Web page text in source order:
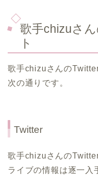
歌手chizuさ
ト
歌手chizuさんの
次の通りです。
Twitter
歌手chizuさんの
ライブの情報は逐一入